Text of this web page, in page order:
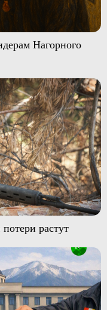
Нагорного
растут